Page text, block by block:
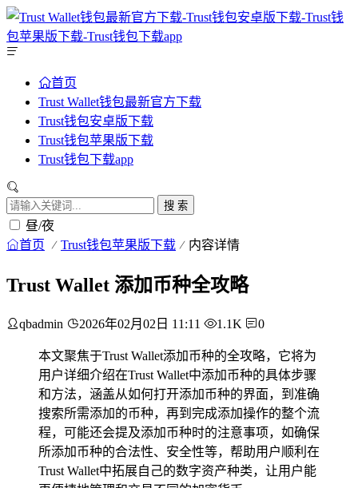
首页
Trust Wallet钱包最新官方下载
Trust钱包安卓版下载
Trust钱包苹果版下载
Trust钱包下载app
搜 索
昼/夜
首页 Trust钱包苹果版下载 内容详情
Trust Wallet 添加币种全攻略
qbadmin 2026年02月02日 11:11 1.1K 0
本文聚焦于Trust Wallet添加币种的全攻略，它将为
用户详细介绍在Trust Wallet中添加币种的具体步骤
和方法，涵盖从如何打开添加币种的界面，到准确
搜索所需添加的币种，再到完成添加操作的整个流
程，可能还会提及添加币种时的注意事项，如确保
所添加币种的合法性、安全性等，帮助用户顺利在
Trust Wallet中拓展自己的数字资产种类，让用户能